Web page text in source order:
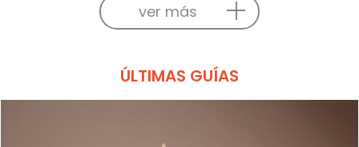
ver más
ÚLTIMAS GUÍAS